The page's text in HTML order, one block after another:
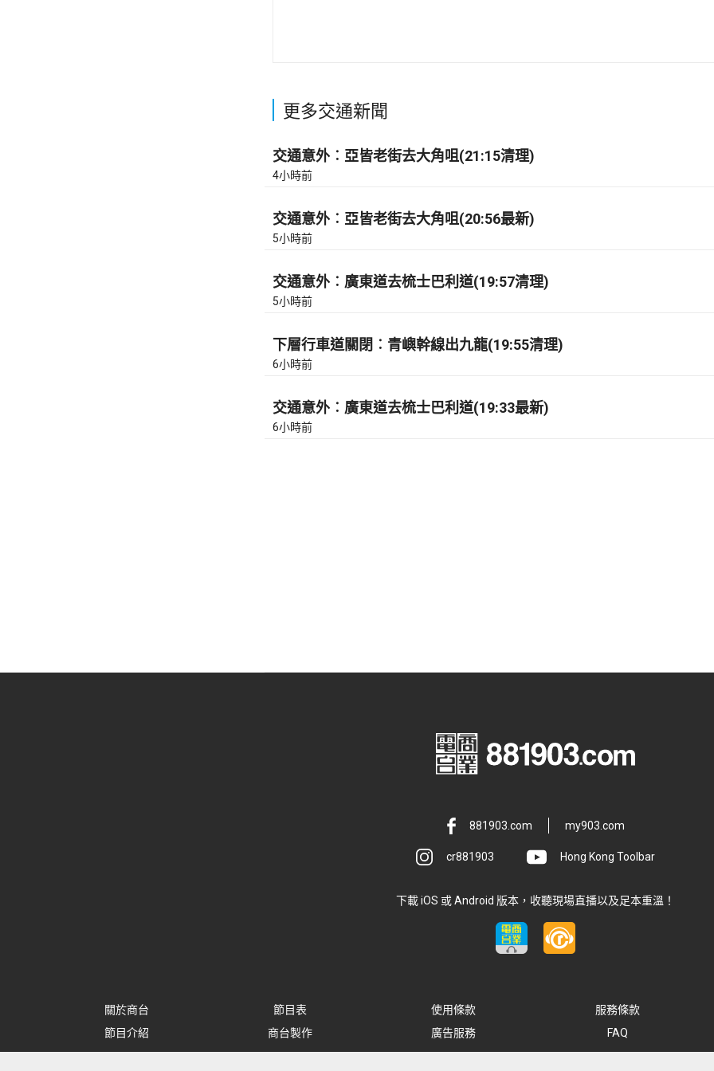
更多交通新聞
交通意外︰亞皆老街去大角咀(21:15清理)
4小時前
交通意外︰亞皆老街去大角咀(20:56最新)
5小時前
交通意外︰廣東道去梳士巴利道(19:57清理)
5小時前
下層行車道關閉︰青嶼幹線出九龍(19:55清理)
6小時前
交通意外︰廣東道去梳士巴利道(19:33最新)
6小時前
881903.com my903.com
cr881903 Hong Kong Toolbar
下載 iOS 或 Android 版本，收聽現場直播以及足本重溫！
關於商台 節目表 使用條款
服務條款
節目介紹
商台製作 廣告服務 FAQ